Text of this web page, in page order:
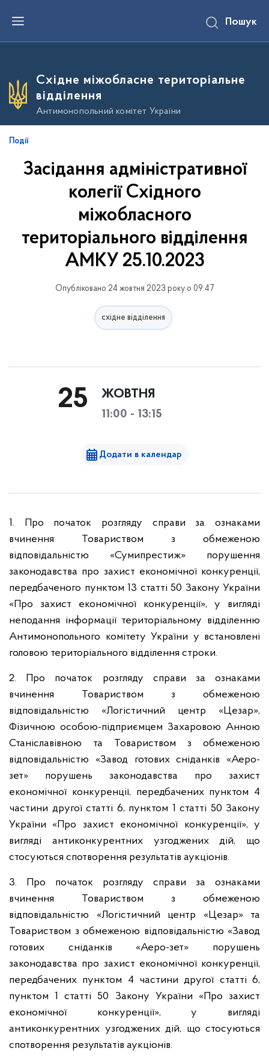
е
о
о
в
Пошук
Східне міжобласне територіальне
відділення
Антимонопольний комітет України
Події
Засідання адміністративної
колегії Східного
міжобласного
територіального відділення
АМКУ 25.10.2023
Опубліковано 24 жовтня 2023 року о 09:47
східне відділення
25 ЖОВТНЯ
11:00 - 13:15
Додати в календар
1. Про початок розгляду справи за ознаками
вчинення Товариством з обмеженою
відповідальністю «Сумипрестиж» порушення
законодавства про захист економічної конкуренції,
передбаченого пунктом 13 статті 50 Закону України
«Про захист економічної конкуренції», у вигляді
неподання інформації територіальному відділенню
Антимонопольного комітету України у встановлені
головою територіального відділення строки.
2. Про початок розгляду справи за ознаками
вчинення Товариством з обмеженою
відповідальністю «Логістичний центр «Цезар»,
Фізичною особою-підприємцем Захаровою Анною
Станіславівною та Товариством з обмеженою
відповідальністю «Завод готових сніданків «Аеро-
зет» порушень законодавства про захист
економічної конкуренції, передбачених пунктом 4
частини другої статті 6, пунктом 1 статті 50 Закону
України «Про захист економічної конкуренції», у
вигляді антиконкурентних узгоджених дій, що
стосуються спотворення результатів аукціонів.
3. Про початок розгляду справи за ознаками
вчинення Товариством з обмеженою
відповідальністю «Логістичний центр «Цезар» та
Товариством з обмеженою відповідальністю «Завод
готових сніданків «Аеро-зет» порушень
законодавства про захист економічної конкуренції,
передбачених пунктом 4 частини другої статті 6,
пунктом 1 статті 50 Закону України «Про захист
економічної конкуренції», у вигляді
антиконкурентних узгоджених дій, що стосуються
спотворення результатів аукціонів.